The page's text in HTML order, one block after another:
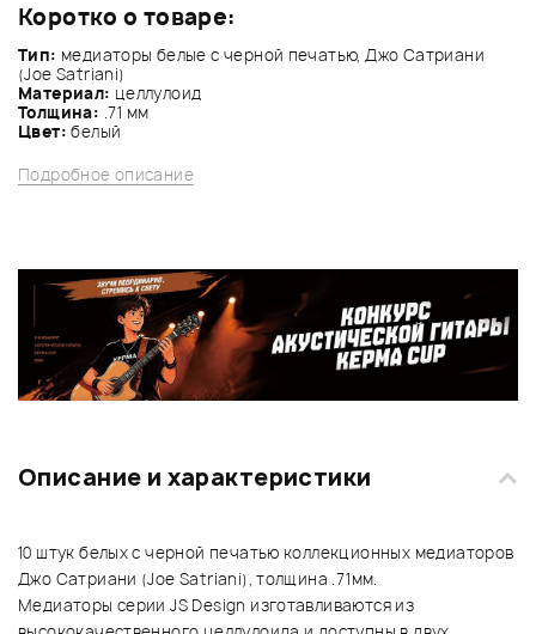
Коротко о товаре:
Тип: медиаторы белые с черной печатью, Джо Сатриани
(Joe Satriani)
Материал: целлулоид
Толщина: .71 мм
Цвет: белый
Подробное описание
Описание и характеристики
10 штук белых с черной печатью коллекционных медиаторов
Джо Сатриани (Joe Satriani), толщина .71мм.
Медиаторы серии JS Design изготавливаются из